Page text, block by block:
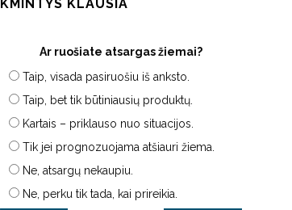
KMINTYS KLAUSIA
Ar ruošiate atsargas žiemai?
Taip, visada pasiruošiu iš anksto.
Taip, bet tik būtiniausių produktų.
Kartais – priklauso nuo situacijos.
Tik jei prognozuojama atšiauri žiema.
Ne, atsargų nekaupiu.
Ne, perku tik tada, kai prireikia.